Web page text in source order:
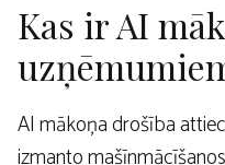
Kas ir AI
AI mākoņa drošība
izmanto